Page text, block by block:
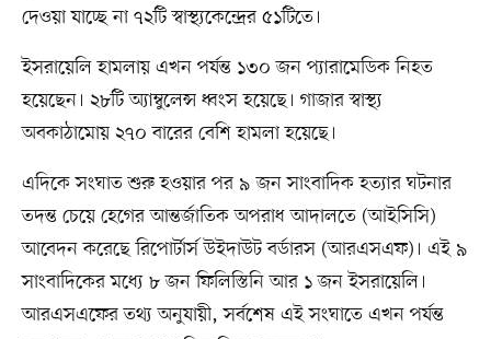
দেওয়া যাচ্ছে না ৭২টি স্বাস্থ্যকেন্দ্রের ৫১টিতে।
ইসরায়েলি হামলায় এখন পর্যন্ত ১৩০ জন প্যারামেডিক নিহত
হয়েছেন। ২৮টি অ্যাম্বুলেন্স ধ্বংস হয়েছে। গাজার স্বাস্থ্য
অবকাঠামোয় ২৭০ বারের বেশি হামলা হয়েছে।
এদিকে সংঘাত শুরু হওয়ার পর ৯ জন সাংবাদিক হত্যার ঘটনার
তদন্ত চেয়ে হেগের আন্তর্জাতিক অপরাধ আদালতে (আইসিসি)
আবেদন করেছে রিপোর্টার্স উইদাউট বর্ডারস (আরএসএফ)। এই ৯
সাংবাদিকের মধ্যে ৮ জন ফিলিস্তিনি আর ১ জন ইসরায়েলি।
আরএসএফের তথ্য অনুযায়ী, সর্বশেষ এই সংঘাতে এখন পর্যন্ত